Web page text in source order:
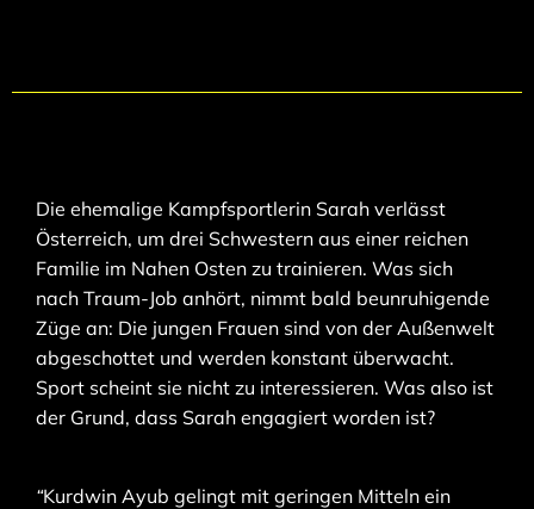
Die ehemalige Kampfsportlerin Sarah verlässt
Österreich, um drei Schwestern aus einer reichen
Familie im Nahen Osten zu trainieren. Was sich
nach Traum-Job anhört, nimmt bald beunruhigende
Züge an: Die jungen Frauen sind von der Außenwelt
abgeschottet und werden konstant überwacht.
Sport scheint sie nicht zu interessieren. Was also ist
der Grund, dass Sarah engagiert worden ist?
“Kurdwin Ayub gelingt mit geringen Mitteln ein